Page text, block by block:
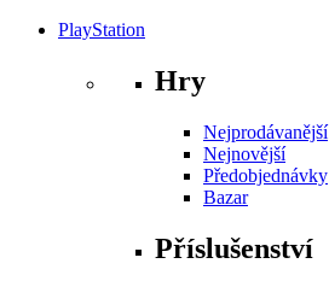
PlayStation
Hry
Nejprodávanější
Nejnovější
Předobjednávky
Bazar
Příslušenství